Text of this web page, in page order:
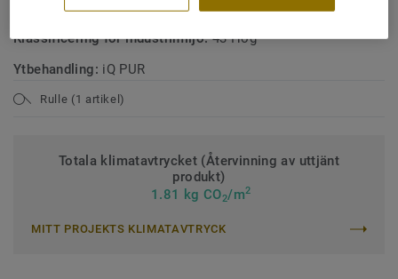
Klassificering för kommersiell miljö:34 Mycket hög trafik
Klassificering för industrimiljö:43 Hög
Ytbehandling: iQ PUR
Rulle (1 artikel)
Totala klimatavtrycket (Återvinning av uttjänt
produkt)
1.81 kg CO2/m2
MITT PROJEKTS KLIMATAVTRYCK